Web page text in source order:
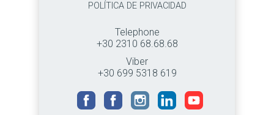
POLÍTICA DE PRIVACIDAD
Telephone
+30 2310 68.68.68
Viber
+30 699 5318 619